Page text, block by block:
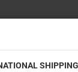
SHIPPING
Classic